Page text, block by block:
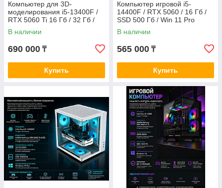
Компьютер для 3D-
моделирования i5-13400F /
RTX 5060 Ti 16 Гб / 32 Гб /
1000 Гб SSD 1000 Гб / Win 11
Pro
В наличии
690 000 ₸
Купить
Компьютер игровой i5-
14400F / RTX 5060 / 16 Гб /
SSD 500 Гб / Win 11 Pro
В наличии
565 000 ₸
Купить